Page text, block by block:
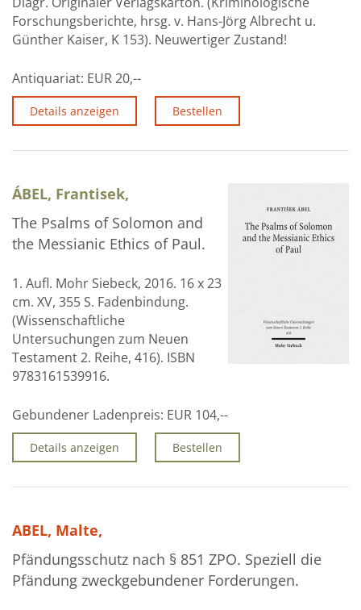
Forschungsberichte, hrsg. v. Hans-Jörg Albrecht u.
Günther Kaiser, K 153). Neuwertiger Zustand!
Antiquariat: EUR 20,--
Details anzeigen Bestellen
ÁBEL, Frantisek,
The Psalms of Solomon and
the Messianic Ethics of Paul.
1. Aufl. Mohr Siebeck, 2016. 16 x 23
cm. XV, 355 S. Fadenbindung.
(Wissenschaftliche
Untersuchungen zum Neuen
Testament 2. Reihe, 416). ISBN
9783161539916.
Gebundener Ladenpreis: EUR 104,--
Details anzeigen Bestellen
ABEL, Malte,
Pfändungsschutz nach § 851 ZPO. Speziell die
Pfändung zweckgebundener Forderungen.